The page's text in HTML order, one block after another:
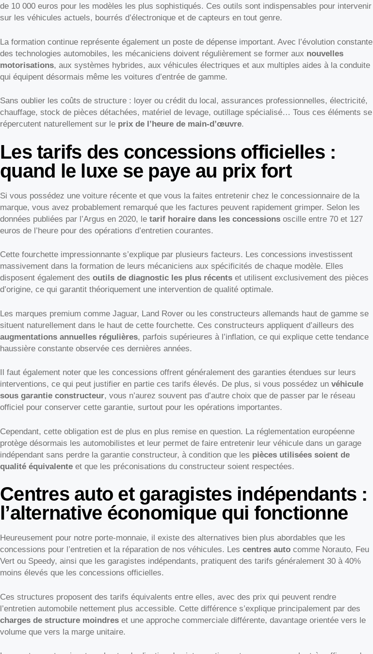
de 10 000 euros pour les modèles les plus sophistiqués. Ces outils sont indispensables pour intervenir
sur les véhicules actuels, bourrés d’électronique et de capteurs en tout genre.
La formation continue représente également un poste de dépense important. Avec l’évolution constante
des technologies automobiles, les mécaniciens doivent régulièrement se former aux nouvelles
motorisations, aux systèmes hybrides, aux véhicules électriques et aux multiples aides à la conduite
qui équipent désormais même les voitures d’entrée de gamme.
Sans oublier les coûts de structure : loyer ou crédit du local, assurances professionnelles, électricité,
chauffage, stock de pièces détachées, matériel de levage, outillage spécialisé… Tous ces éléments se
répercutent naturellement sur le prix de l’heure de main-d’œuvre.
Les tarifs des concessions officielles :
quand le luxe se paye au prix fort
Si vous possédez une voiture récente et que vous la faites entretenir chez le concessionnaire de la
marque, vous avez probablement remarqué que les factures peuvent rapidement grimper. Selon les
données publiées par l’Argus en 2020, le tarif horaire dans les concessions oscille entre 70 et 127
euros de l’heure pour des opérations d’entretien courantes.
Cette fourchette impressionnante s’explique par plusieurs facteurs. Les concessions investissent
massivement dans la formation de leurs mécaniciens aux spécificités de chaque modèle. Elles
disposent également des outils de diagnostic les plus récents et utilisent exclusivement des pièces
d’origine, ce qui garantit théoriquement une intervention de qualité optimale.
Les marques premium comme Jaguar, Land Rover ou les constructeurs allemands haut de gamme se
situent naturellement dans le haut de cette fourchette. Ces constructeurs appliquent d’ailleurs des
augmentations annuelles régulières, parfois supérieures à l’inflation, ce qui explique cette tendance
haussière constante observée ces dernières années.
Il faut également noter que les concessions offrent généralement des garanties étendues sur leurs
interventions, ce qui peut justifier en partie ces tarifs élevés. De plus, si vous possédez un véhicule
sous garantie constructeur, vous n’aurez souvent pas d’autre choix que de passer par le réseau
officiel pour conserver cette garantie, surtout pour les opérations importantes.
Cependant, cette obligation est de plus en plus remise en question. La réglementation européenne
protège désormais les automobilistes et leur permet de faire entretenir leur véhicule dans un garage
indépendant sans perdre la garantie constructeur, à condition que les pièces utilisées soient de
qualité équivalente et que les préconisations du constructeur soient respectées.
Centres auto et garagistes indépendants :
l’alternative économique qui fonctionne
Heureusement pour notre porte-monnaie, il existe des alternatives bien plus abordables que les
concessions pour l’entretien et la réparation de nos véhicules. Les centres auto comme Norauto, Feu
Vert ou Speedy, ainsi que les garagistes indépendants, pratiquent des tarifs généralement 30 à 40%
moins élevés que les concessions officielles.
Ces structures proposent des tarifs équivalents entre elles, avec des prix qui peuvent rendre
l’entretien automobile nettement plus accessible. Cette différence s’explique principalement par des
charges de structure moindres et une approche commerciale différente, davantage orientée vers le
volume que vers la marge unitaire.